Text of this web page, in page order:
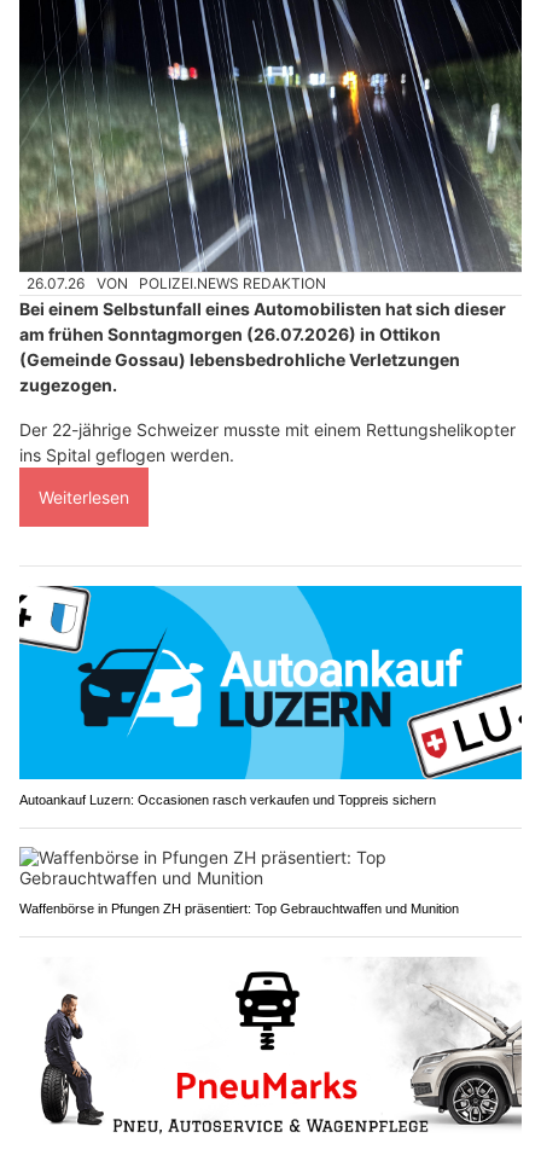
26.07.26 VON POLIZEI.NEWS REDAKTION
Bei einem Selbstunfall eines Automobilisten hat sich dieser
am frühen Sonntagmorgen (26.07.2026) in Ottikon
(Gemeinde Gossau) lebensbedrohliche Verletzungen
zugezogen.
Der 22-jährige Schweizer musste mit einem Rettungshelikopter
ins Spital geflogen werden.
Weiterlesen
Autoankauf Luzern: Occasionen rasch verkaufen und Toppreis sichern
Waffenbörse in Pfungen ZH präsentiert: Top Gebrauchtwaffen und Munition